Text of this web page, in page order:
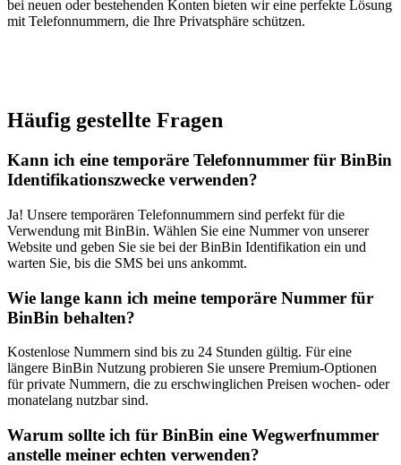
bei neuen oder bestehenden Konten bieten wir eine perfekte Lösung
mit Telefonnummern, die Ihre Privatsphäre schützen.
Häufig gestellte Fragen
Kann ich eine temporäre Telefonnummer für BinBin
Identifikationszwecke verwenden?
Ja! Unsere temporären Telefonnummern sind perfekt für die
Verwendung mit BinBin. Wählen Sie eine Nummer von unserer
Website und geben Sie sie bei der BinBin Identifikation ein und
warten Sie, bis die SMS bei uns ankommt.
Wie lange kann ich meine temporäre Nummer für
BinBin behalten?
Kostenlose Nummern sind bis zu 24 Stunden gültig. Für eine
längere BinBin Nutzung probieren Sie unsere Premium-Optionen
für private Nummern, die zu erschwinglichen Preisen wochen- oder
monatelang nutzbar sind.
Warum sollte ich für BinBin eine Wegwerfnummer
anstelle meiner echten verwenden?